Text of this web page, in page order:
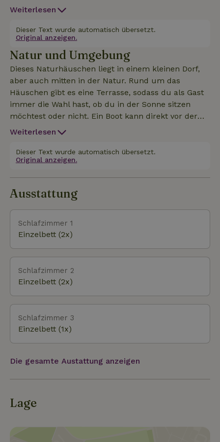
eine offene Küche mit Geschirrspüler. Im
separate Toiletten und Badezimmer. Ein
Badezimmer mit Dusche und Waschmaschine und
ein Badezimmer mit Badewanne/Dusche.
Außerdem gibt es im ersten Stock noch drei
Schlafzimmer. Zwei davon mit je zwei Einzelbetten
und ein Schlafzimmer mit einem Einzelbett.
Rauchen und Haustiere sind in diesem Ferienhaus
nicht erlaubt, dafür gibt es kostenloses WLAN. Der
Weiterlesen
Dieser Text wurde automatisch übersetzt.
Original anzeigen.
Natur und Umgebung
Dieses Naturhäuschen liegt in einem kleinen Dorf,
aber auch mitten in der Natur. Rund um das
Häuschen gibt es eine Terrasse, sodass du als Gast
immer die Wahl hast, ob du in der Sonne sitzen
möchtest oder nicht. Ein Boot kann direkt vor der
Villa anlegen. Über einen Kanal (ca. 50–100 Meter)
Angeln direkt vor der Villa ist möglich.
Weiterlesen
Dieser Text wurde automatisch übersetzt.
Original anzeigen.
Ausstattung
Schlafzimmer 1
Einzelbett (2x)
Schlafzimmer 2
Einzelbett (2x)
Schlafzimmer 3
Einzelbett (1x)
Die gesamte Austattung anzeigen
Lage